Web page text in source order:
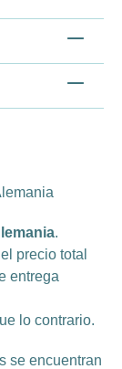
.
precio total
entrega
lo contrario.
se encuentran